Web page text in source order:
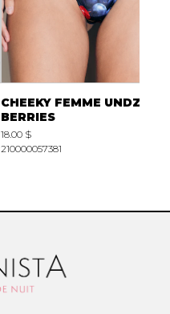
CHEEKY FEMME UNDZ
BERRIES
18.00 $
210000057381